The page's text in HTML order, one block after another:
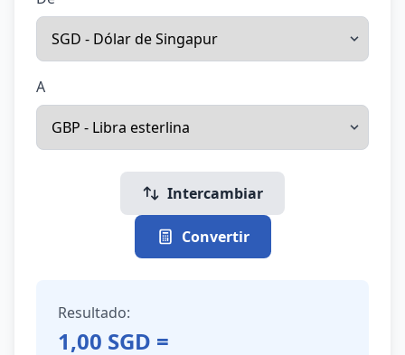
A
Intercambiar
Convertir
Resultado:
1,00 SGD =